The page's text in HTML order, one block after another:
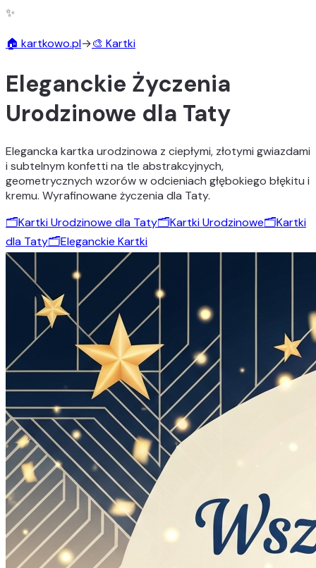
✨
🏠 kartkowo.pl→🎨 Kartki
Eleganckie Życzenia
Urodzinowe dla Taty
Elegancka kartka urodzinowa z ciepłymi, złotymi gwiazdami
i subtelnym konfetti na tle abstrakcyjnych,
geometrycznych wzorów w odcieniach głębokiego błękitu i
kremu. Wyrafinowane życzenia dla Taty.
🗂️Kartki Urodzinowe dla Taty🗂️Kartki Urodzinowe🗂️Kartki
dla Taty🗂️Eleganckie Kartki